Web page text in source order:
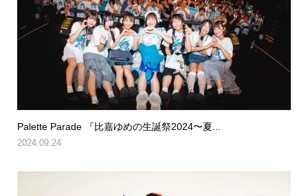
Palette Parade 『比嘉ゆめの生誕祭2024〜夏...
2024.09.24